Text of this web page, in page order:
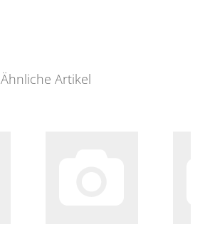
Ähnliche Artikel